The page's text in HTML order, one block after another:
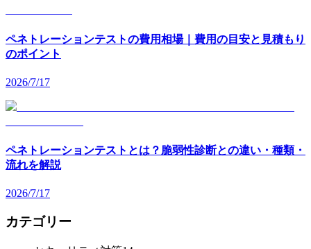
ペネトレーションテストの費用相場｜費用の目安と見積もり
のポイント
2026/7/17
ペネトレーションテストとは？脆弱性診断との違い・種類・
流れを解説
2026/7/17
カテゴリー